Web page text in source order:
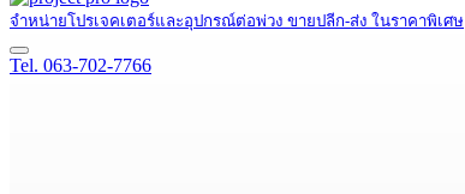
จำหน่ายโปรเจคเตอร์และอุปกรณ์ต่อพ่วง ขายปลีก-ส่ง ในราคาพิเศษ
Navigation
Menu
Tel. 063-702-7766